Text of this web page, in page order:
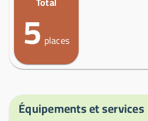
5 places
Équipements et services